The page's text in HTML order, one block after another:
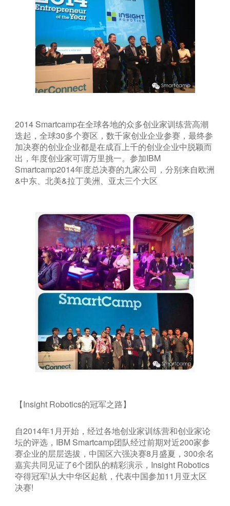
2014 Smartcamp在全球各地的众多创业家训练营高潮
迭起，全球30多个赛区，数千家创业企业参赛，最终参
加决赛的创业企业都是在成百上千的创业企业中脱颖而
出，年度创业家可谓万里挑一。参加IBM
Smartcamp2014年度总决赛的九家公司，分别来自欧洲
&中东、北美&拉丁美洲、亚太三个大区
【Insight Robotics的冠军之路】
自2014年1月开始，经过各地创业家训练营和创业家论
坛的评选，IBM Smartcamp团队经过前期对近200家参
赛企业的层层选拔，中国区六强决赛8月盛夏，300余名
嘉宾共同见证了6个团队的精彩演示，Insight Robotics
夺得冠军!从大中华区起航，代表中国参加11月亚太区
决赛!